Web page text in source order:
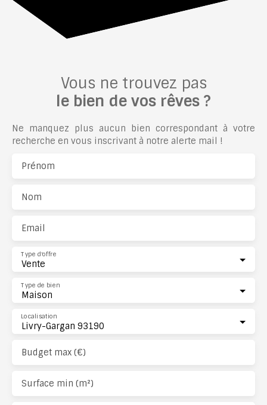
Vous ne trouvez pas
le bien de vos rêves ?
Ne manquez plus aucun bien correspondant à votre
recherche en vous inscrivant à notre alerte mail !
Prénom
Nom
Email
Vente
Type d'offre
Maison
Type de bien
Livry-Gargan 93190
Localisation
Budget max (€)
Surface min (m²)